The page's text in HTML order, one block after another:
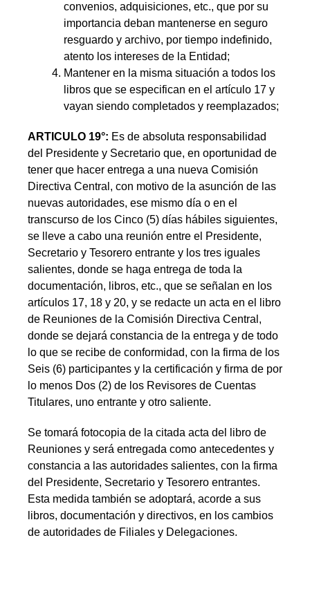
convenios, adquisiciones, etc., que por su
importancia deban mantenerse en seguro
resguardo y archivo, por tiempo indefinido,
atento los intereses de la Entidad;
Mantener en la misma situación a todos los
libros que se especifican en el artículo 17 y
vayan siendo completados y reemplazados;
ARTICULO 19°: Es de absoluta responsabilidad
del Presidente y Secretario que, en oportunidad de
tener que hacer entrega a una nueva Comisión
Directiva Central, con motivo de la asunción de las
nuevas autoridades, ese mismo día o en el
transcurso de los Cinco (5) días hábiles siguientes,
se lleve a cabo una reunión entre el Presidente,
Secretario y Tesorero entrante y los tres iguales
salientes, donde se haga entrega de toda la
documentación, libros, etc., que se señalan en los
artículos 17, 18 y 20, y se redacte un acta en el libro
de Reuniones de la Comisión Directiva Central,
donde se dejará constancia de la entrega y de todo
lo que se recibe de conformidad, con la firma de los
Seis (6) participantes y la certificación y firma de por
lo menos Dos (2) de los Revisores de Cuentas
Titulares, uno entrante y otro saliente.
Se tomará fotocopia de la citada acta del libro de
Reuniones y será entregada como antecedentes y
constancia a las autoridades salientes, con la firma
del Presidente, Secretario y Tesorero entrantes.
Esta medida también se adoptará, acorde a sus
libros, documentación y directivos, en los cambios
de autoridades de Filiales y Delegaciones.